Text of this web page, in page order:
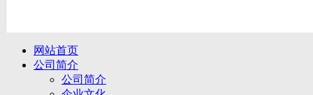
网站首页
公司简介
公司简介